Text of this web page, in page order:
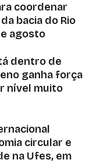
coordenar
bacia do Rio
agosto
dentro de
ganha força
nível muito
circular e
na Ufes, em